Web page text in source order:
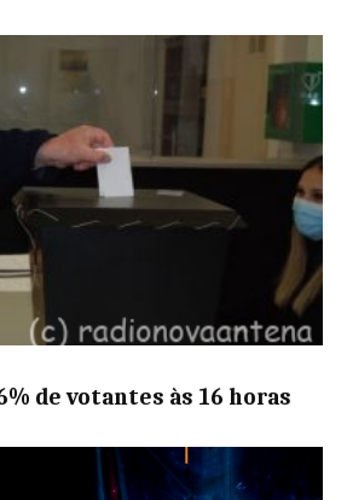
de votantes às 16 horas